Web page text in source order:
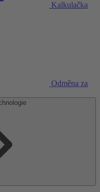
Kalkulačka
Odměna za